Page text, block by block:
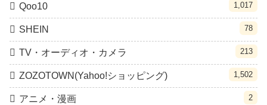
Qoo10 1,017
SHEIN 78
TV・オーディオ・カメラ 213
ZOZOTOWN(Yahoo!ショッピング) 1,502
アニメ・漫画 2